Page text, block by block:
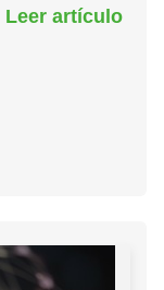
Leer artículo